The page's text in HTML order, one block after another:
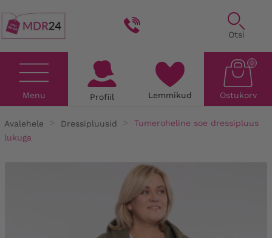
Otsi
Menu Profiil Lemmikud Ostukorv
0
Avalehele Dressipluusid
Tumeroheline soe dressipluus
lukuga